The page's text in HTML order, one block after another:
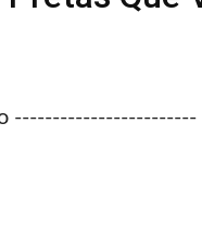
------------------------